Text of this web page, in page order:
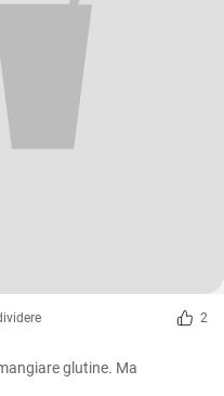
2
glutine. Ma